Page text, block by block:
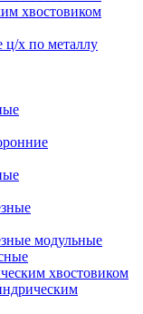
хвостовиком
ц/х по металлу
модульные
хвостовиком